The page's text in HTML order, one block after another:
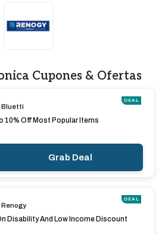
Cupones & Ofertas
DEAL
Bluetti
10% Off Most Popular Items
Grab Deal
DEAL
Renogy
Disability And Low Income Discount